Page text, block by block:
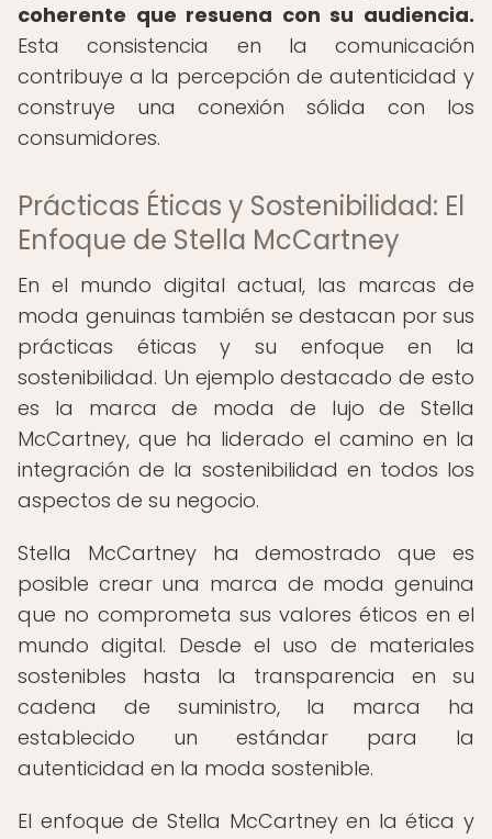
coherente que resuena con su audiencia.
Esta consistencia en la comunicación
contribuye a la percepción de autenticidad y
construye una conexión sólida con los
consumidores.
Prácticas Éticas y Sostenibilidad: El
Enfoque de Stella McCartney
En el mundo digital actual, las marcas de
moda genuinas también se destacan por sus
prácticas éticas y su enfoque en la
sostenibilidad. Un ejemplo destacado de esto
es la marca de moda de lujo de Stella
McCartney, que ha liderado el camino en la
integración de la sostenibilidad en todos los
aspectos de su negocio.
Stella McCartney ha demostrado que es
posible crear una marca de moda genuina
que no comprometa sus valores éticos en el
mundo digital. Desde el uso de materiales
sostenibles hasta la transparencia en su
cadena de suministro, la marca ha
establecido un estándar para la
autenticidad en la moda sostenible.
El enfoque de Stella McCartney en la ética y